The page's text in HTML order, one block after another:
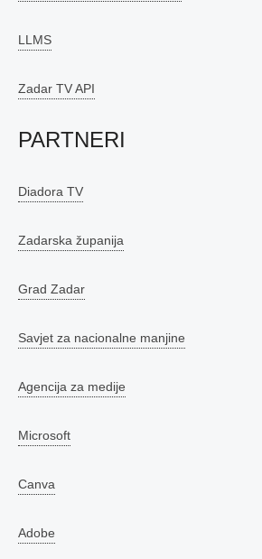
LLMS
Zadar TV API
PARTNERI
Diadora TV
Zadarska županija
Grad Zadar
Savjet za nacionalne manjine
Agencija za medije
Microsoft
Canva
Adobe